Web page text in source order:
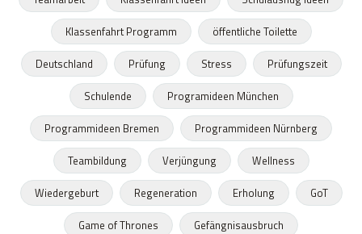
Klassenfahrt Programm
öffentliche Toilette
Deutschland
Prüfung Stress
Prüfungszeit
Schulende
Programideen München
Programmideen Bremen
Programmideen Nürnberg
Teambildung
Verjüngung
Wellness
Wiedergeburt
Regeneration Erholung
GoT
Game of Thrones
Gefängnisausbruch